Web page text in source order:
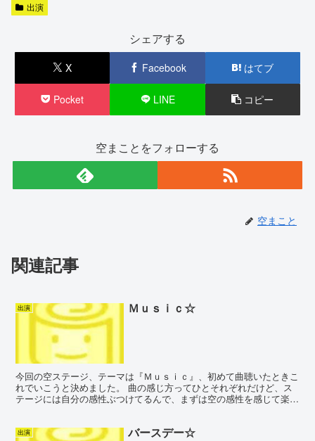
出演
シェアする
X Facebook はてブ
Pocket LINE コピー
空まことをフォローする
空まこと
関連記事
出演 Ｍｕｓｉｃ☆
今回の空ステージ、テーマは『Ｍｕｓｉｃ』、初めて曲聴いたときこ
れでいこうと決めました。 曲の感じ方ってひとそれぞれだけど、ス
テージには自分の感性ぶつけてるんで、まずは空の感性を感じて楽し
出演 バースデー☆